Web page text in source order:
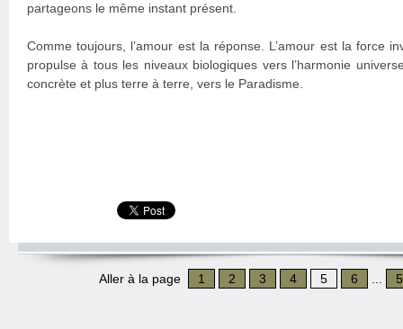
partageons le même instant présent.
Comme toujours, l’amour est la réponse. L’amour est la force
propulse à tous les niveaux biologiques vers l’harmonie
concrète et plus terre à terre, vers le Paradisme.
Aller à la page 1 2 3 4 5 6